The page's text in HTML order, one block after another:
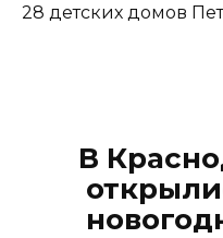
28 детских домов
В